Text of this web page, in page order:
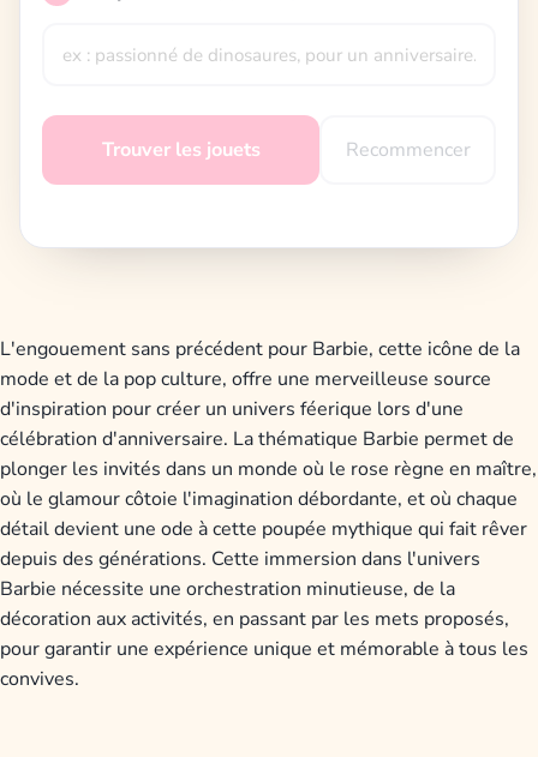
Trouver les jouets Recommencer
L'engouement sans précédent pour Barbie, cette icône de la
mode et de la pop culture, offre une merveilleuse source
d'inspiration pour créer un univers féerique lors d'une
célébration d'anniversaire. La thématique Barbie permet de
plonger les invités dans un monde où le rose règne en maître,
où le glamour côtoie l'imagination débordante, et où chaque
détail devient une ode à cette poupée mythique qui fait rêver
depuis des générations. Cette immersion dans l'univers
Barbie nécessite une orchestration minutieuse, de la
décoration aux activités, en passant par les mets proposés,
pour garantir une expérience unique et mémorable à tous les
convives.